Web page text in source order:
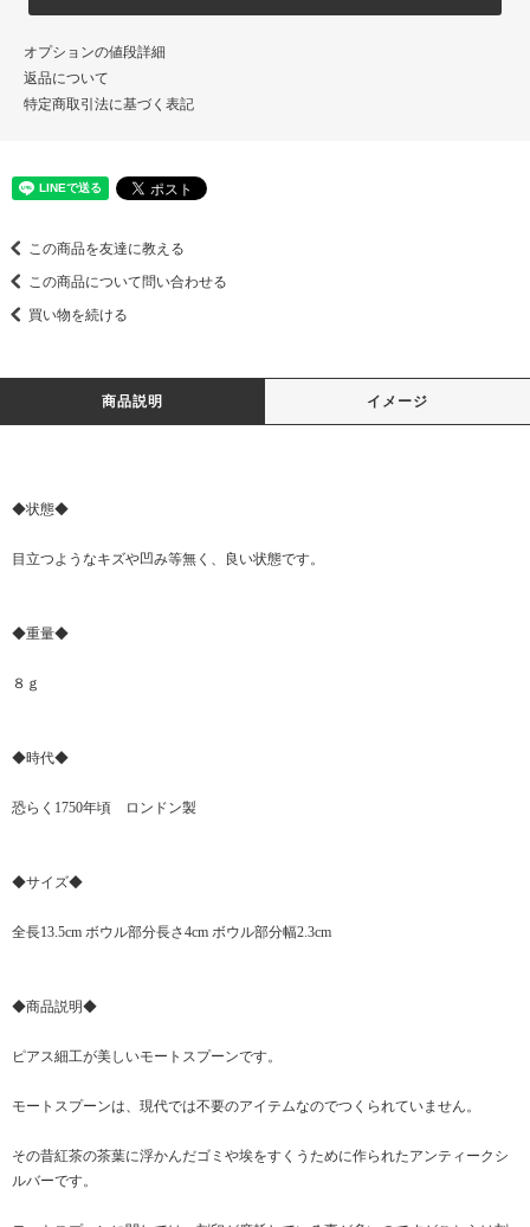
オプションの値段詳細
返品について
特定商取引法に基づく表記
この商品を友達に教える
この商品について問い合わせる
買い物を続ける
商品説明 イメージ
◆状態◆
目立つようなキズや凹み等無く、良い状態です。
◆重量◆
８ｇ
◆時代◆
恐らく1750年頃 ロンドン製
◆サイズ◆
全長13.5cm ボウル部分長さ4cm ボウル部分幅2.3cm
◆商品説明◆
ピアス細工が美しいモートスプーンです。
モートスプーンは、現代では不要のアイテムなのでつくられていません。
その昔紅茶の茶葉に浮かんだゴミや埃をすくうために作られたアンティークシ
ルバーです。